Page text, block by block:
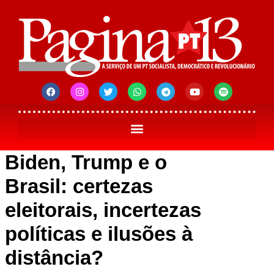
Biden, Trump e o
Brasil: certezas
eleitorais, incertezas
políticas e ilusões à
distância?